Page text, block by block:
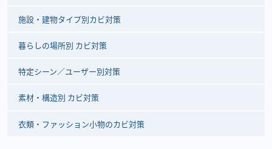
施設・建物タイプ別カビ対策
暮らしの場所別 カビ対策
特定シーン／ユーザー別対策
素材・構造別 カビ対策
衣類・ファッション小物のカビ対策